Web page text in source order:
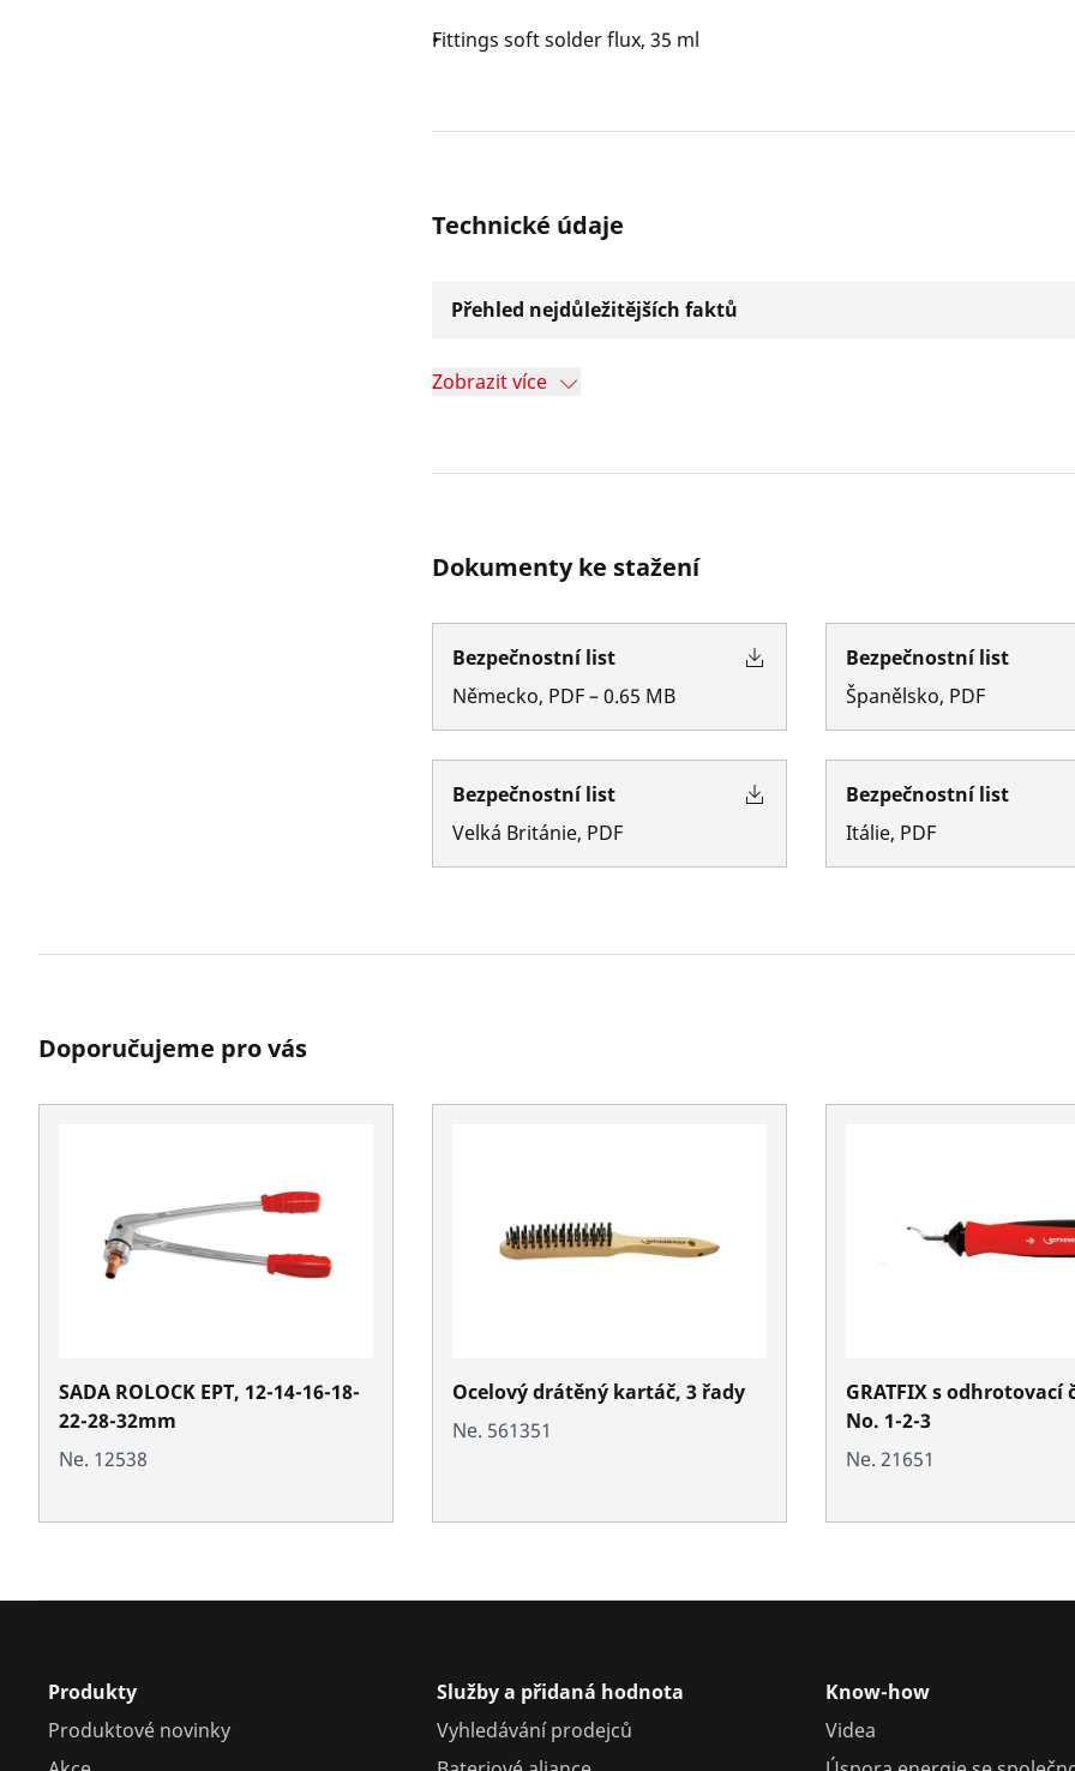
Fittings soft solder flux, 35 ml
Technické údaje
Přehled nejdůležitějších faktů
Zobrazit více
Dokumenty ke stažení
Bezpečnostní list
Německo, PDF–0.65 MB
Bezpečnostní list
Španělsko, PDF
Bezpečnostní list
Velká Británie, PDF
Bezpečnostní list
Itálie, PDF
Doporučujeme pro vás
SADA ROLOCK EPT, 12-14-16-18-
22-28-32mm
Ne. 12538
Ocelový drátěný kartáč, 3 řady
Ne. 561351
GRATFIX s odhrotovací
No. 1-2-3
Ne. 21651
Produkty
Produktové novinky
Služby a přidaná hodnota
Vyhledávání prodejců
Know-how
Videa